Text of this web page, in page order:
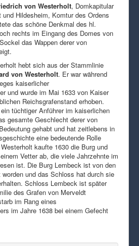
von Westerholt, Domkapitular
Hildesheim, Komtur des Ordens
das schöne Denkmal des hl.
rechts im Eingang des Domes von
das Wappen derer von
hebt sich aus der Stammlinie
von Westerholt. Er war während
kaiserlicher
und wurde im Mai 1633 von Kaiser
Reichsgrafenstand erhoben.
tüchtiger Anführer im kaiserlichen
gesamte Geschlecht derer von
gehabt und hat zeitlebens in
eine bedeutende Rolle
kaufte 1630 die Burg und
Vetter ab, die viele Jahrzehnte im
ist. Die Burg Lembeck ist von den
und das Schloss hat durch sie
Schloss Lembeck ist später
des Grafen von Merveldt
im Rang eines
im Jahre 1638 bei einem Gefecht